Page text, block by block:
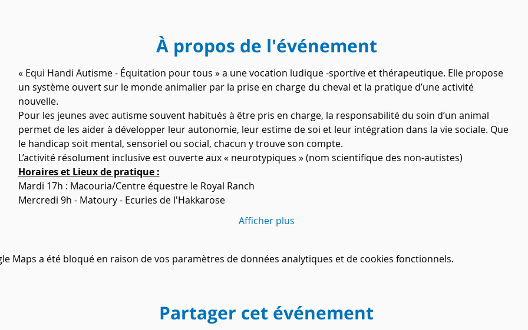
À propos de l'événement
« Equi Handi Autisme - Équitation pour tous » a une vocation ludique -sportive et thérapeutique. Elle propose
un système ouvert sur le monde animalier par la prise en charge du cheval et la pratique d’une activité
nouvelle.
Pour les jeunes avec autisme souvent habitués à être pris en charge, la responsabilité du soin d’un animal
permet de les aider à développer leur autonomie, leur estime de soi et leur intégration dans la vie sociale. Que
le handicap soit mental, sensoriel ou social, chacun y trouve son compte.
L’activité résolument inclusive est ouverte aux « neurotypiques » (nom scientifique des non-autistes)
Horaires et Lieux de pratique :
Mardi 17h : Macouria/Centre équestre le Royal Ranch
Mercredi 9h - Matoury - Ecuries de l'Hakkarose
Afficher plus
Maps a été bloqué en raison de vos paramètres de données analytiques et de cookies fonctionnels.
Partager cet événement